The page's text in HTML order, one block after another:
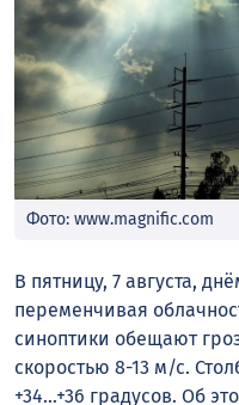
Фото: www.magnific.com
В пятницу, 7 августа,
переменчивая
синоптики обещают
скоростью 8-13 м/с.
+34…+36 градусов. Об